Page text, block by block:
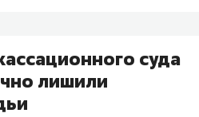
суда
лишили